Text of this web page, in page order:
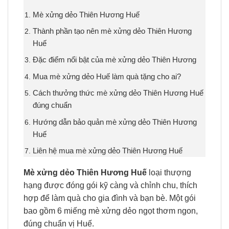
Mè xửng dẻo Thiên Hương Huế
Thành phần tạo nên mè xửng dẻo Thiên Hương
Huế
Đặc điểm nổi bật của mè xửng dẻo Thiên Hương
Mua mè xửng dẻo Huế làm quà tặng cho ai?
Cách thưởng thức mè xửng dẻo Thiên Hương Huế
đúng chuẩn
Hướng dẫn bảo quản mè xửng dẻo Thiên Hương
Huế
Liên hệ mua mè xửng dẻo Thiên Hương Huế
Mè xửng dẻo Thiên Hương Huế loại thượng
hạng được đóng gói kỹ càng và chỉnh chu, thích
hợp để làm quà cho gia đình và bạn bè. Một gói
bao gồm 6 miếng mè xửng dẻo ngọt thơm ngon,
đúng chuẩn vị Huế.